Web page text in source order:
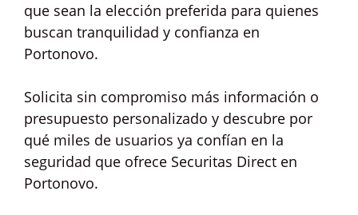
que sean la elección preferida para quienes
buscan tranquilidad y confianza en
Portonovo.
Solicita sin compromiso más información o
presupuesto personalizado y descubre por
qué miles de usuarios ya confían en la
seguridad que ofrece Securitas Direct en
Portonovo.